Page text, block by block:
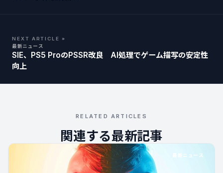
NEXT ARTICLE »
最新ニュース
SIE、PS5 ProのPSSR改良 AI処理でゲーム描写の安定性
向上
RELATED ARTICLES
関連する最新記事
最新ニュース